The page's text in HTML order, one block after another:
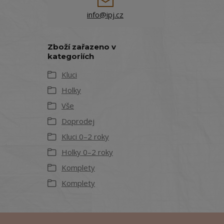
info@ipj.cz
Zboží zařazeno v
kategoriích
Kluci
Holky
Vše
Doprodej
Kluci 0–2 roky
Holky 0–2 roky
Komplety
Komplety